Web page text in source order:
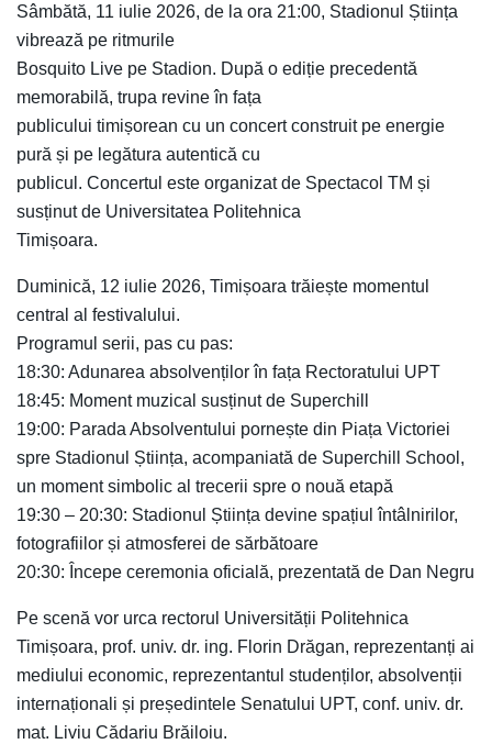
Sâmbătă, 11 iulie 2026, de la ora 21:00, Stadionul Știința
vibrează pe ritmurile
Bosquito Live pe Stadion. După o ediție precedentă
memorabilă, trupa revine în fața
publicului timișorean cu un concert construit pe energie
pură și pe legătura autentică cu
publicul. Concertul este organizat de Spectacol TM și
susținut de Universitatea Politehnica
Timișoara.
Duminică, 12 iulie 2026, Timișoara trăiește momentul
central al festivalului.
Programul serii, pas cu pas:
18:30: Adunarea absolvenților în fața Rectoratului UPT
18:45: Moment muzical susținut de Superchill
19:00: Parada Absolventului pornește din Piața Victoriei
spre Stadionul Știința, acompaniată de Superchill School,
un moment simbolic al trecerii spre o nouă etapă
19:30 – 20:30: Stadionul Știința devine spațiul întâlnirilor,
fotografiilor și atmosferei de sărbătoare
20:30: Începe ceremonia oficială, prezentată de Dan Negru
Pe scenă vor urca rectorul Universității Politehnica
Timișoara, prof. univ. dr. ing. Florin Drăgan, reprezentanți ai
mediului economic, reprezentantul studenților, absolvenții
internaționali și președintele Senatului UPT, conf. univ. dr.
mat. Liviu Cădariu Brăiloiu.